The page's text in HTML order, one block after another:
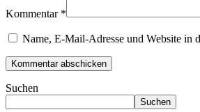
Kommentar *
Name, E-Mail-Adresse und Website in
Suchen
Suchen